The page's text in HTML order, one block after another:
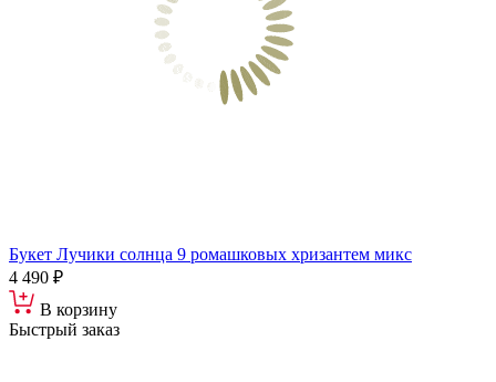
Букет Лучики солнца 9 ромашковых хризантем микс
4 490 ₽
В корзину
Быстрый заказ